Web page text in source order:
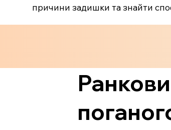
причини задишки та знайти